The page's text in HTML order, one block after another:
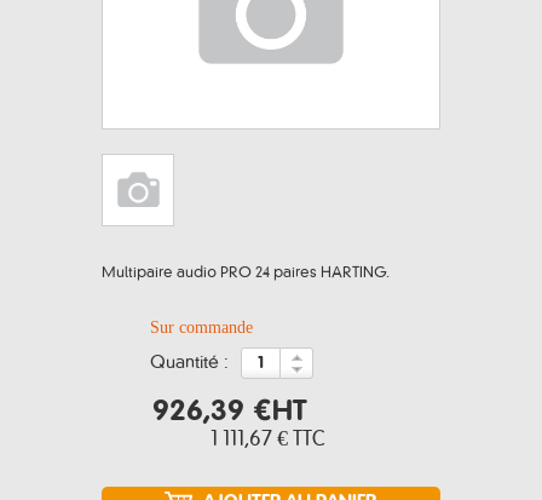
Multipaire audio PRO 24 paires HARTING.
Sur commande
quantité :
926,39 €HT
1 111,67 € TTC